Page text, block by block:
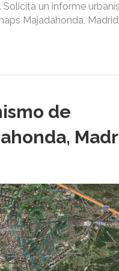
Solicita un informe
Majadahonda, Madrid.
de